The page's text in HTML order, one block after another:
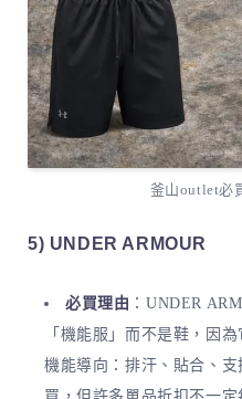
釜山outlet必
5) UNDER ARMOUR
必買理由 ：UNDER
「機能服」而不是鞋，因
機能導向：排汗、貼合、